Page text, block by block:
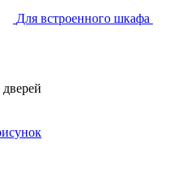
Для встроенного шкафа